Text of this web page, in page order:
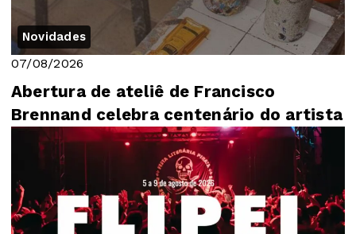
Novidades
07/08/2026
Abertura de ateliê de Francisco
Brennand celebra centenário do artista